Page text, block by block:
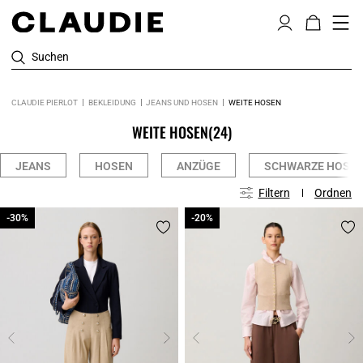
Suchen
CLAUDIE PIERLOT BEKLEIDUNG JEANS UND HOSEN WEITE HOSEN
WEITE HOSEN(24)
JEANS HOSEN ANZÜGE SCHWARZE
Filtern Ordnen
-30%
-30% -20%
-20%